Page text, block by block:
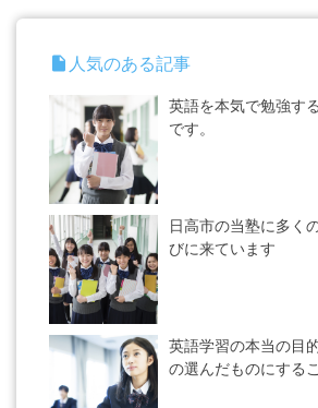
insert_drive_file 人気のある記事
英語を本気で勉強す
です。
日高市の当塾に多く
びに来ています
英語学習の本当の目
の選んだものにする